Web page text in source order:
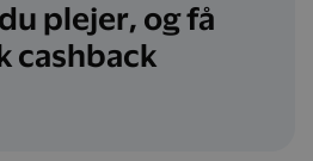
plejer, og få
cashback